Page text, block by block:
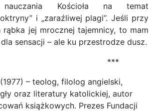
nauczania Kościoła na temat
i „zaraźliwej plagi”. Jeśli przy
jej mrocznej tajemnicy, to mam
sensacji – ale ku przestrodze dusz.
– teolog, filolog angielski,
oraz literatury katolickiej, autor
książkowych. Prezes Fundacji